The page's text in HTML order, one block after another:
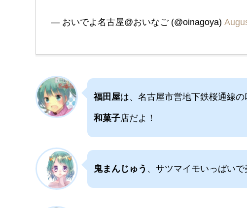
— おいでよ名古屋@おいなご (@oinagoya)
福田屋は、名古屋市営地下鉄桜通線
和菓子店だよ！
鬼まんじゅう 、サツマイモいっぱいで